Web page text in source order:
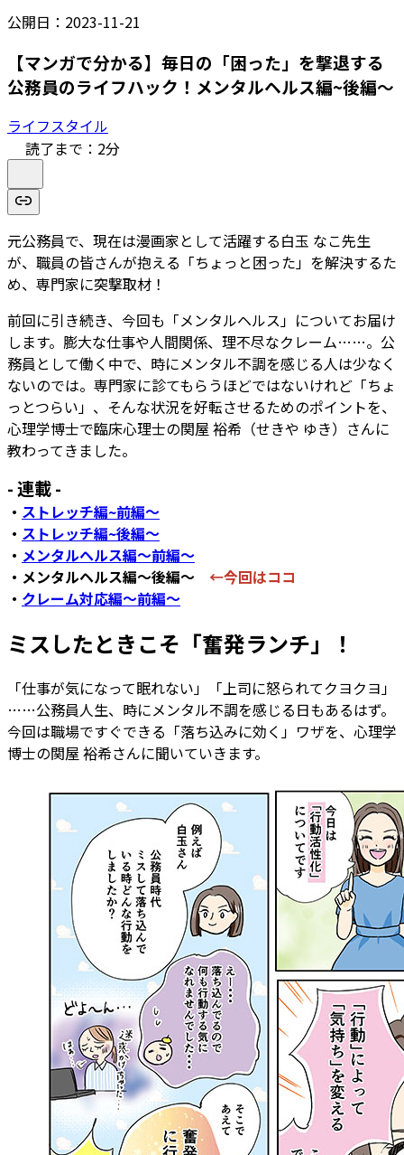
公開日： 2023-11-21
【マンガで分かる】毎日の「困った」を撃退する
公務員のライフハック！メンタルヘルス編~後編～
ライフスタイル
読了まで： 2分
元公務員で、現在は漫画家として活躍する白玉 なこ先生
が、職員の皆さんが抱える「ちょっと困った」を解決するた
め、専門家に突撃取材！
前回に引き続き、今回も「メンタルヘルス」についてお届け
します。膨大な仕事や人間関係、理不尽なクレーム……。公
務員として働く中で、時にメンタル不調を感じる人は少なく
ないのでは。専門家に診てもらうほどではないけれど「ちょ
っとつらい」、そんな状況を好転させるためのポイントを、
心理学博士で臨床心理士の関屋 裕希（せきや ゆき）さんに
教わってきました。
- 連載 -
・ ストレッチ編~前編～
・ ストレッチ編~後編～
・ メンタルヘルス編～前編～
・メンタルヘルス編～後編～ ←今回はココ
・ クレーム対応編～前編～
ミスしたときこそ「奮発ランチ」！
「仕事が気になって眠れない」「上司に怒られてクヨクヨ」
……公務員人生、時にメンタル不調を感じる日もあるはず。
今回は職場ですぐできる「落ち込みに効く」ワザを、心理学
博士の関屋 裕希さんに聞いていきます。